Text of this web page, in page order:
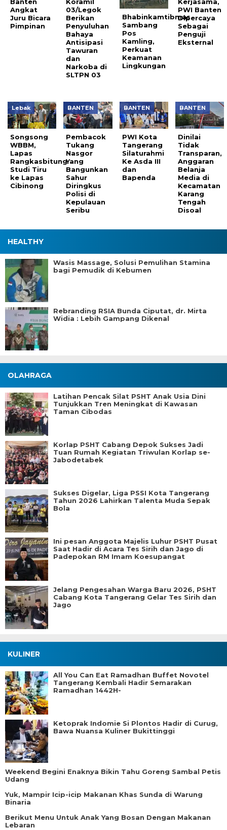
Banten
Angkat
Juru Bicara
Pimpinan
Koramil
03/Legok
Berikan
Penyuluhan
Bahaya
Antisipasi
Tawuran
dan
Narkoba di
SLTPN 03
Bhabinkamtibmas
Sambang
Pos
Kamling,
Perkuat
Keamanan
Lingkungan
Kerjasama,
PWI Banten
Dipercaya
Sebagai
Penguji
Eksternal
Lebak
Songsong
WBBM,
Lapas
Rangkasbitung
Studi Tiru
ke Lapas
Cibinong
BANTEN
Pembacok
Tukang
Nasgor
Yang
Bangunkan
Sahur
Diringkus
Polisi di
Kepulauan
Seribu
BANTEN
PWI Kota
Tangerang
Silaturahmi
Ke Asda III
dan
Bapenda
BANTEN
Dinilai
Tidak
Transparan,
Anggaran
Belanja
Media di
Kecamatan
Karang
Tengah
Disoal
HEALTHY
Wasis Massage, Solusi Pemulihan Stamina
bagi Pemudik di Kebumen
Rebranding RSIA Bunda Ciputat, dr. Mirta
Widia : Lebih Gampang Dikenal
OLAHRAGA
Latihan Pencak Silat PSHT Anak Usia Dini
Tunjukkan Tren Meningkat di Kawasan
Taman Cibodas
Korlap PSHT Cabang Depok Sukses Jadi
Tuan Rumah Kegiatan Triwulan Korlap se-
Jabodetabek
Sukses Digelar, Liga PSSI Kota Tangerang
Tahun 2026 Lahirkan Talenta Muda Sepak
Bola
Ini pesan Anggota Majelis Luhur PSHT Pusat
Saat Hadir di Acara Tes Sirih dan Jago di
Padepokan RM Imam Koesupangat
Jelang Pengesahan Warga Baru 2026, PSHT
Cabang Kota Tangerang Gelar Tes Sirih dan
Jago
KULINER
All You Can Eat Ramadhan Buffet Novotel
Tangerang Kembali Hadir Semarakan
Ramadhan 1442H-
Ketoprak Indomie Si Plontos Hadir di Curug,
Bawa Nuansa Kuliner Bukittinggi
Weekend Begini Enaknya Bikin Tahu Goreng Sambal Petis
Udang
Yuk, Mampir Icip-icip Makanan Khas Sunda di Warung
Binaria
Berikut Menu Untuk Anak Yang Bosan Dengan Makanan
Lebaran